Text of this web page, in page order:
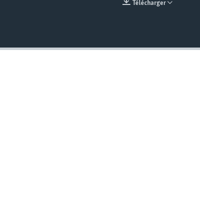
Télécharger